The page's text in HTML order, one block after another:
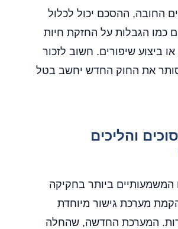
החובה, ההסכם יכול לכלול
כמו הגבלות על החזקת חיות
ביצוע שיפורים. חשוב לזכור
את החוק החדש יחשב בטל
והליכים
המשמעותיים ביותר בחקיקה
מערכת גישור מיוחדת
המערכת החדשה, שהחלה